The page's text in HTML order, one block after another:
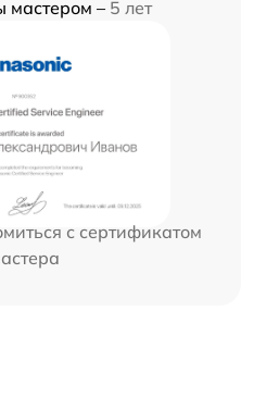
мастером – 5 лет
с сертификатом